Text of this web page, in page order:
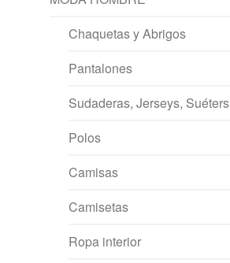
Chaquetas y Abrigos
Pantalones
Sudaderas, Jerseys, Suéters
Polos
Camisas
Camisetas
Ropa interior